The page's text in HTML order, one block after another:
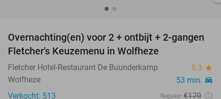
13%
Overnachting(en) voor 2 + ontbijt + 2-gangen
Fletcher's Keuzemenu in Wolfheze
Fletcher Hotel-Restaurant De Buunderkamp 9.3 star
Wolfheze 53 min. directions_car
Verkocht: 513 Regulier €179